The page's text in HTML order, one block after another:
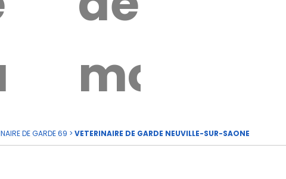
moi
DE GARDE 69 > VETERINAIRE DE GARDE NEUVILLE-SUR-SAONE